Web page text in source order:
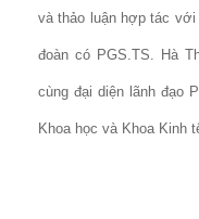
và thảo luận hợp tác
đoàn có PGS.TS. Hà
cùng đại diện lãnh đạo
Khoa học và Khoa Kinh